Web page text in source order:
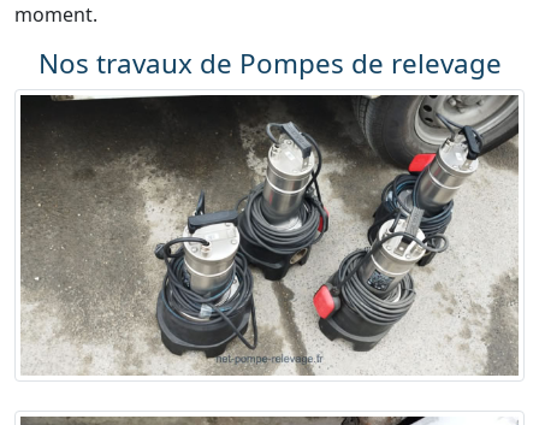
moment.
Nos travaux de Pompes de relevage